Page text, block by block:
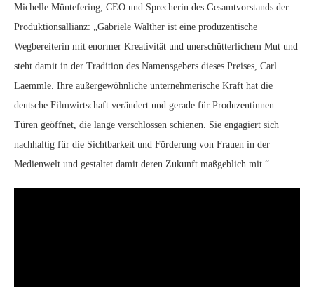
Michelle Müntefering, CEO und Sprecherin des Gesamtvorstands der
Produktionsallianz: „Gabriele Walther ist eine produzentische
Wegbereiterin mit enormer Kreativität und unerschütterlichem Mut und
steht damit in der Tradition des Namensgebers dieses Preises, Carl
Laemmle. Ihre außergewöhnliche unternehmerische Kraft hat die
deutsche Filmwirtschaft verändert und gerade für Produzentinnen
Türen geöffnet, die lange verschlossen schienen. Sie engagiert sich
nachhaltig für die Sichtbarkeit und Förderung von Frauen in der
Medienwelt und gestaltet damit deren Zukunft maßgeblich mit.“